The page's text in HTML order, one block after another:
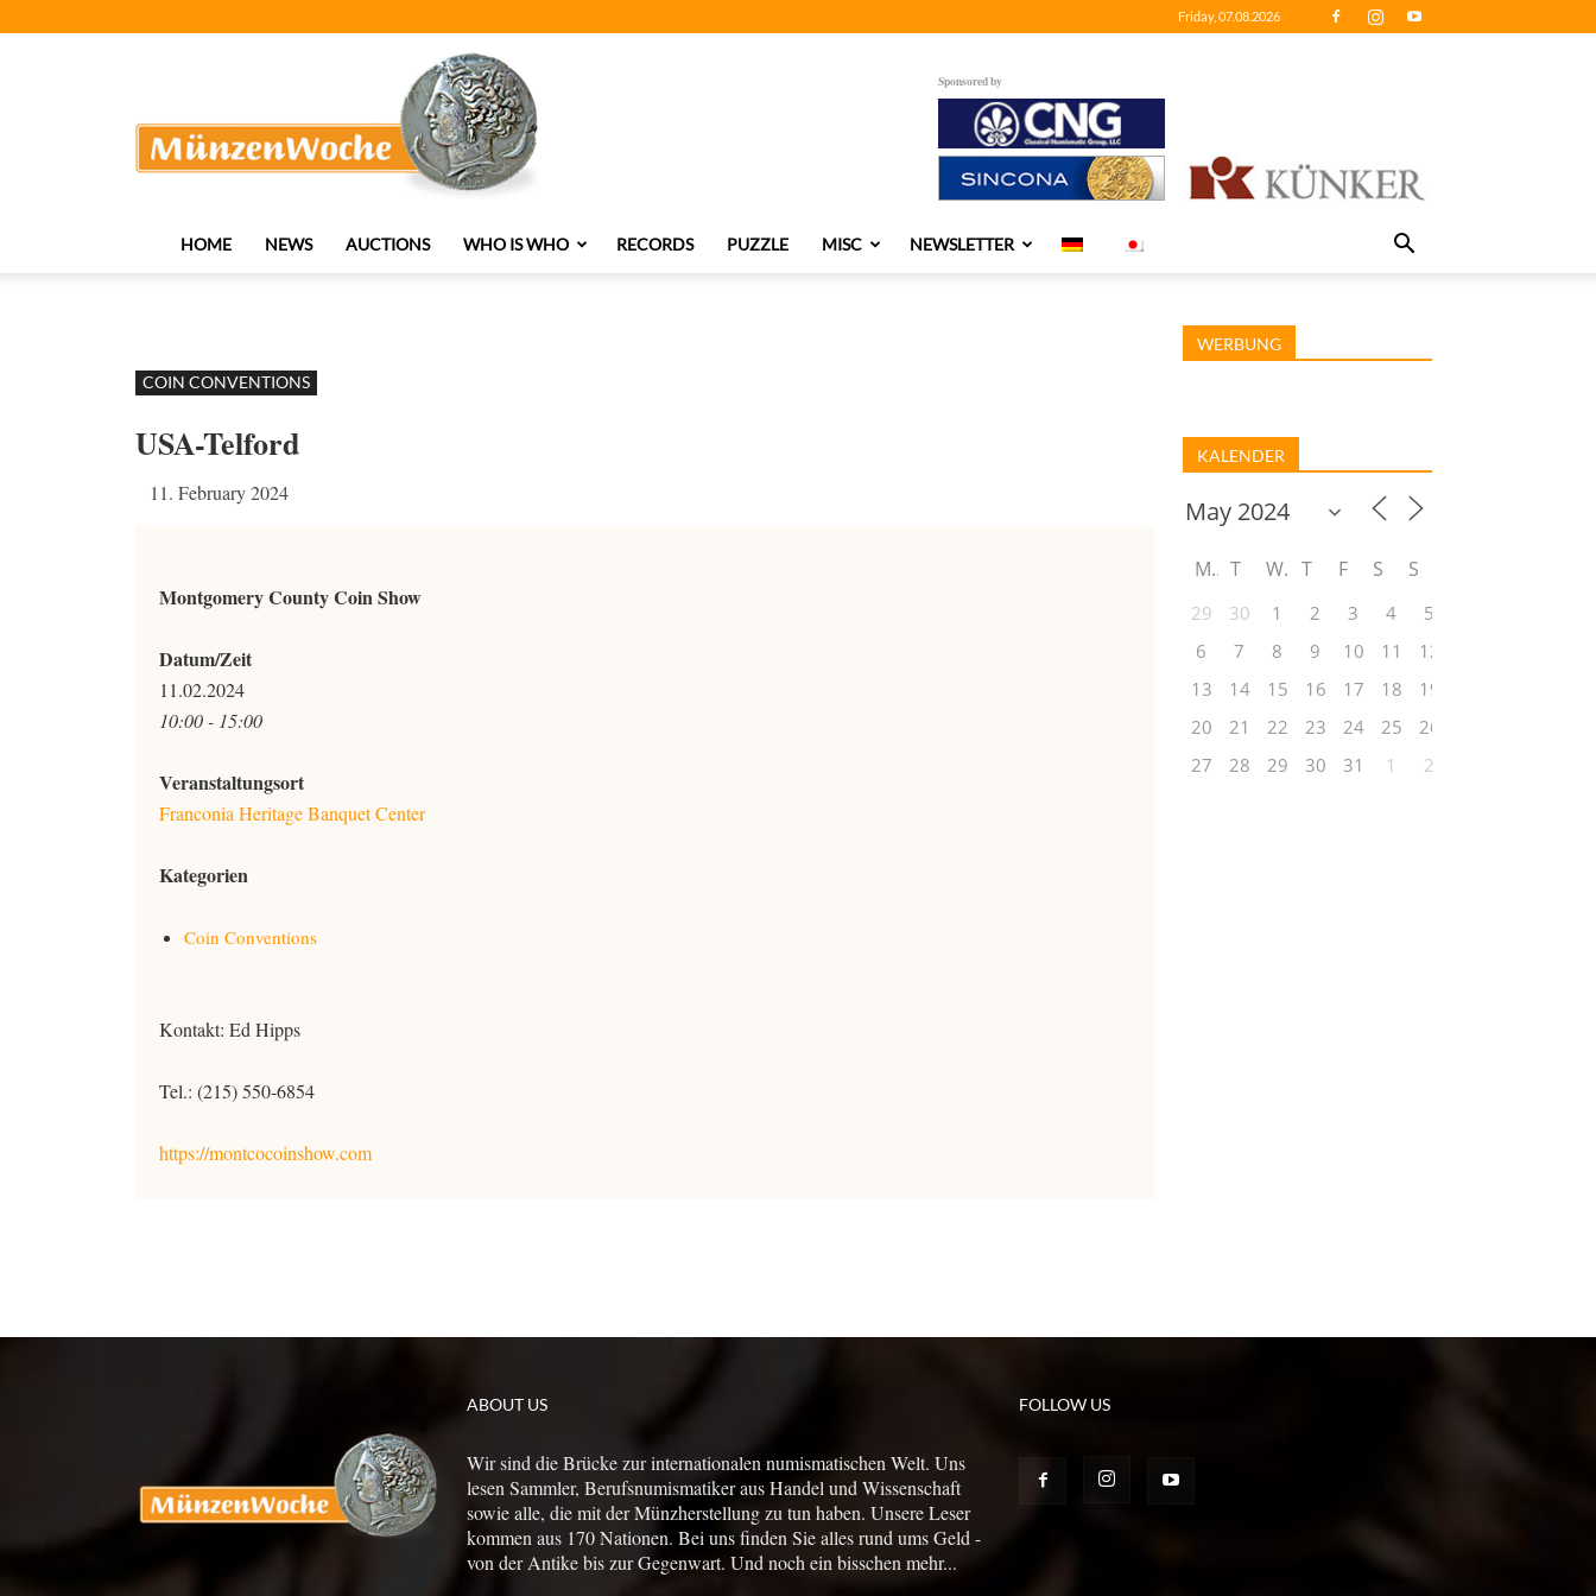
Friday, 07.08.2026
Sponsored by
HOME NEWS AUCTIONS WHO IS WHO RECORDS PUZZLE MISC NEWSLETTER
COIN CONVENTIONS
USA-Telford
11. February 2024
Montgomery County Coin Show
Datum/Zeit
11.02.2024
10:00 - 15:00
Veranstaltungsort
Franconia Heritage Banquet Center
Kategorien
Coin Conventions
Kontakt: Ed Hipps
Tel.: (215) 550-6854
https://montcocoinshow.com
WERBUNG
KALENDER
M T W T F S S
29 30 1 2 3 4
5
6
7 8 9 10 11
12
13
14 15 16 17 18
19
20
21 22 23 24 25
26
27
28 29 30 31 1 2
ABOUT US
Wir sind die Brücke zur internationalen numismatischen Welt. Uns
lesen Sammler, Berufsnumismatiker aus Handel und Wissenschaft
sowie alle, die mit der Münzherstellung zu tun haben. Unsere Leser
kommen aus 170 Nationen. Bei uns finden Sie alles rund ums Geld -
von der Antike bis zur Gegenwart. Und noch ein bisschen mehr...
FOLLOW US